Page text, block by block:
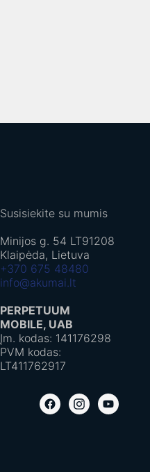
Susisiekite su mumis
Minijos g. 54 LT91208
Klaipėda, Lietuva
+370 675 48480
info@akumai.lt
PERPETUUM
MOBILE, UAB
Įm. kodas: 141176298
PVM kodas:
LT411762917